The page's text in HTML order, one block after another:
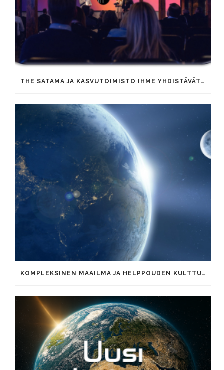
THE SATAMA JA KASVUTOIMISTO IHME YHDISTÄVÄT OSAAMISTAAN YRITYSTEN KAUPALLISEN KASVUN VAUHDITTAMISEKSI
KOMPLEKSINEN MAAILMA JA HELPPOUDEN KULTTUURI